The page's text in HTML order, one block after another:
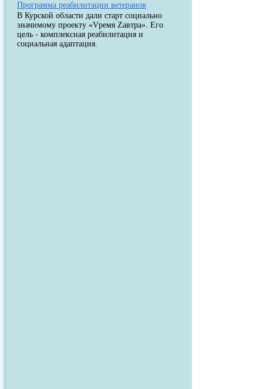
Программа реабилитации ветеранов
В Курской области дали старт социально
значимому проекту «Vремя Zавтра». Его
цель - комплексная реабилитация и
социальная адаптация.